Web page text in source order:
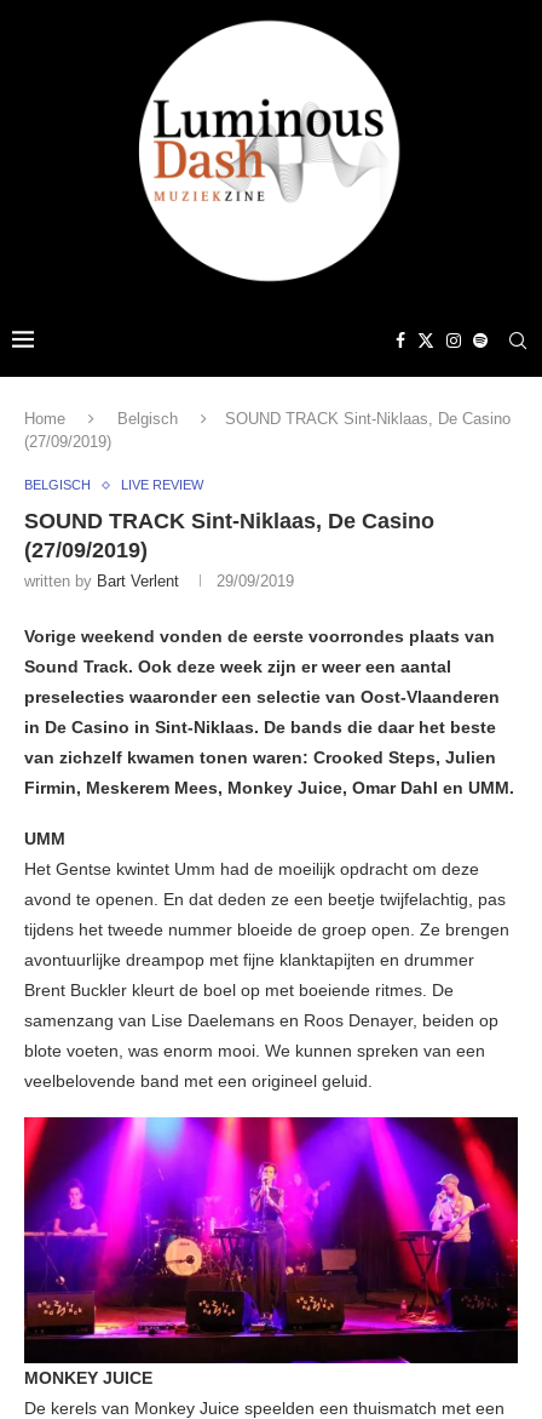
Home Belgisch
SOUND TRACK Sint-Niklaas, De Casino
(27/09/2019)
BELGISCH LIVE REVIEW
SOUND TRACK Sint-Niklaas, De Casino
(27/09/2019)
written by Bart Verlent 29/09/2019
Vorige weekend vonden de eerste voorrondes plaats van
Sound Track. Ook deze week zijn er weer een aantal
preselecties waaronder een selectie van Oost-Vlaanderen
in De Casino in Sint-Niklaas. De bands die daar het beste
van zichzelf kwamen tonen waren: Crooked Steps, Julien
Firmin, Meskerem Mees, Monkey Juice, Omar Dahl en UMM.
UMM
Het Gentse kwintet Umm had de moeilijk opdracht om deze
avond te openen. En dat deden ze een beetje twijfelachtig, pas
tijdens het tweede nummer bloeide de groep open. Ze brengen
avontuurlijke dreampop met fijne klanktapijten en drummer
Brent Buckler kleurt de boel op met boeiende ritmes. De
samenzang van Lise Daelemans en Roos Denayer, beiden op
blote voeten, was enorm mooi. We kunnen spreken van een
veelbelovende band met een origineel geluid.
MONKEY JUICE
De kerels van Monkey Juice speelden een thuismatch met een